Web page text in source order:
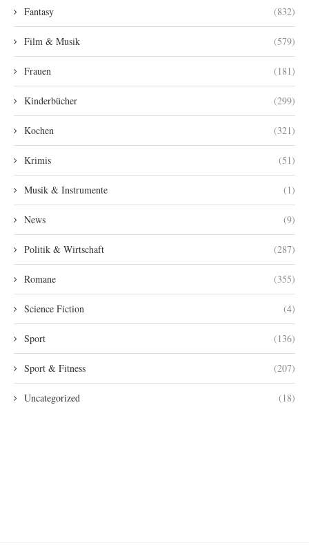
Fantasy (832)
Film & Musik (579)
Frauen (181)
Kinderbücher (299)
Kochen (321)
Krimis (51)
Musik & Instrumente (1)
News (9)
Politik & Wirtschaft (287)
Romane (355)
Science Fiction (4)
Sport (136)
Sport & Fitness (207)
Uncategorized (18)